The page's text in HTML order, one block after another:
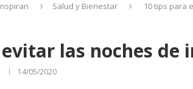
Salud y Bienestar 10 tips para
las noches de
14/05/2020